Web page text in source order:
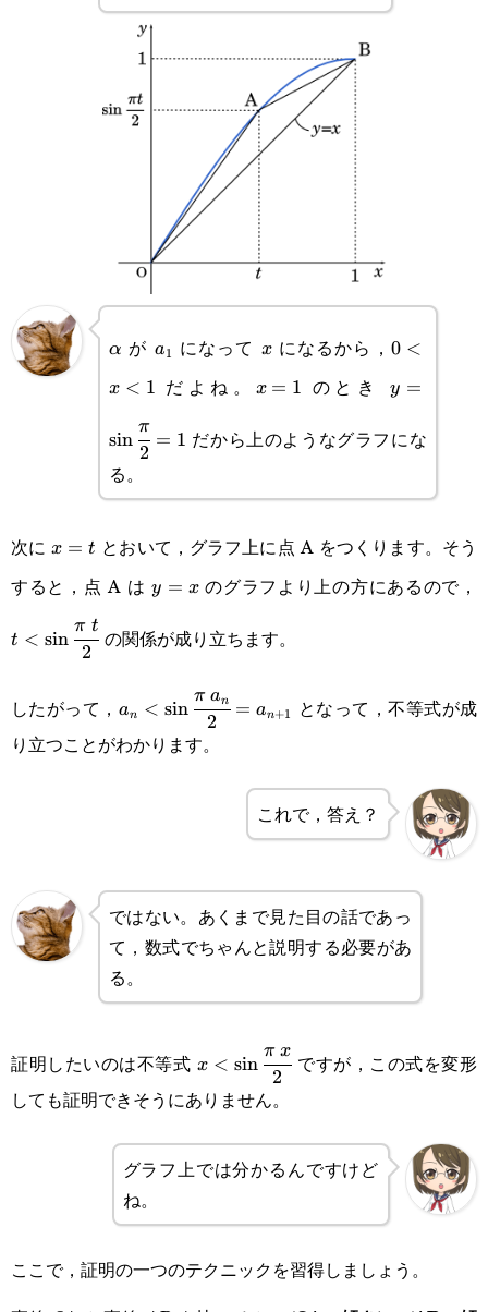
α が a1 になって xになるから， 0 <
x < 1 だよね。 x=1
x = 1 のときy =
sin
2
π
= 1 だから上のようなグラフにな
る。
次にx=t
x = t とおいて，グラフ上に点 A をつくります。そう
すると，点 A はy=x
y = xのグラフより上の方にあるので，
t < sin
2
π tの関係が成り立ちます。
したがって，
a_n<\sin\cfrac{\pi a_n}
{2}=a_{n+1}
an < sin
2
π an = an+1
となって，不等式が成
り立つことがわかります。
これで，答え？
ではない。あくまで見た目の話であっ
て，数式でちゃんと説明する必要があ
る。
証明したいのは不等式
x<\sin\cfrac{\pi x}
{2}
x < sin
2
π xですが，この式を変形
しても証明できそうにありません。
グラフ上では分かるんですけど
ね。
ここで，証明の一つのテクニックを習得しましょう。